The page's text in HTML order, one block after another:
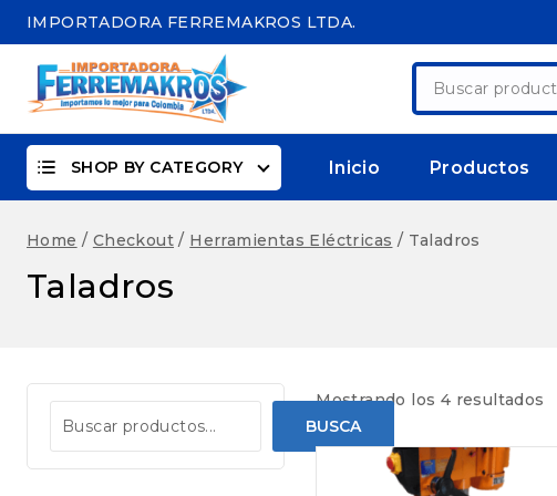
content
IMPORTADORA FERREMAKROS LTDA.
Buscar
por:
SHOP BY CATEGORY Inicio Productos
Home / Checkout / Herramientas Eléctricas / Taladros
Taladros
Mostrando los 4 resultados
BUSCA